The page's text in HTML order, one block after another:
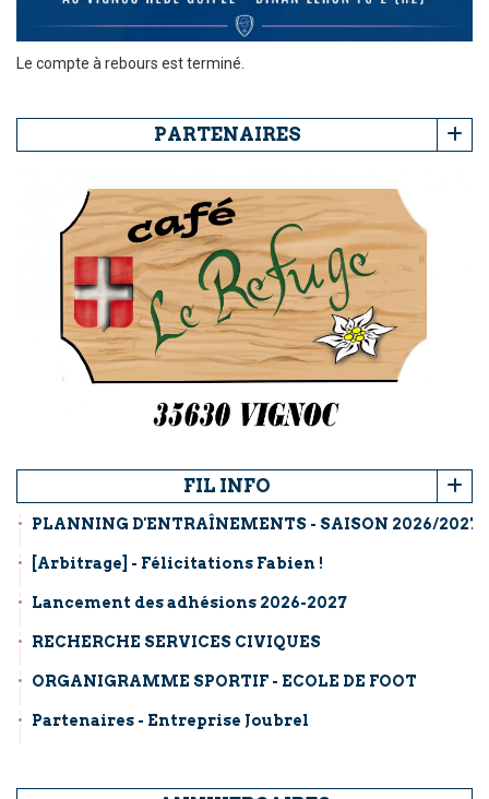
Le compte à rebours est terminé.
PARTENAIRES
FIL INFO
PLANNING D'ENTRAÎNEMENTS - SAISON 2026/2027
[Arbitrage] - Félicitations Fabien !
Lancement des adhésions 2026-2027
RECHERCHE SERVICES CIVIQUES
ORGANIGRAMME SPORTIF - ECOLE DE FOOT
Partenaires - Entreprise Joubrel